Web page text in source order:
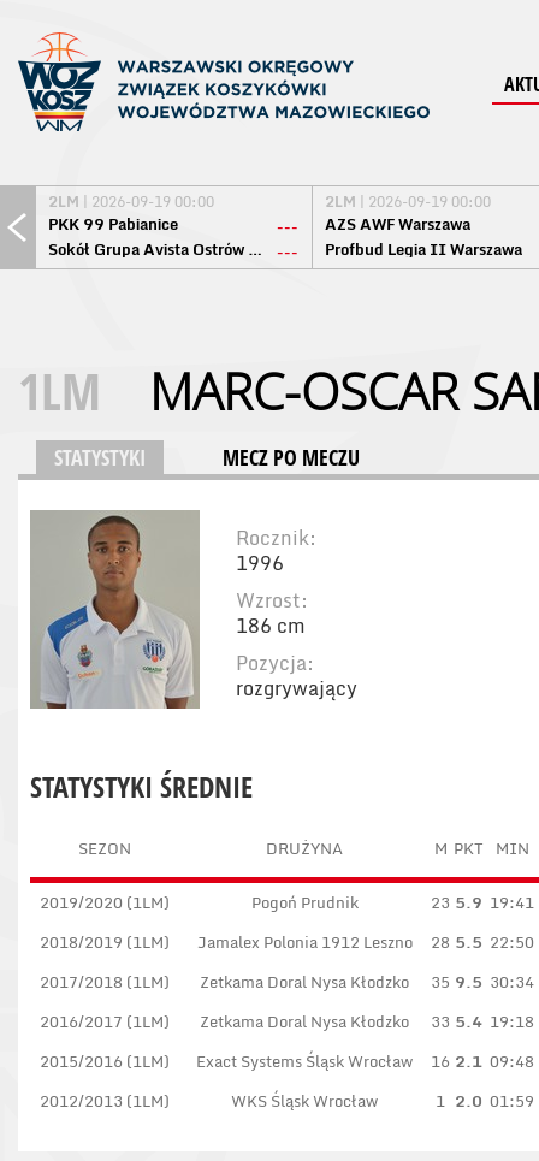
2LM | 2026-09-19 00:00
PKK 99 Pabianice
---
Sokół Grupa Avista Ostrów Maz. ---
2LM | 2026-09-19 00:00
AZS AWF Warszawa
Profbud Legia II Warszawa
1LM MARC-OSCAR
STATYSTYKI MECZ PO MECZU
Rocznik:
1996
Wzrost:
186 cm
Pozycja:
rozgrywający
STATYSTYKI ŚREDNIE
SEZON DRUŻYNA M PKT MIN
2019/2020 (1LM) Pogoń Prudnik 23 5.9 19:41
2018/2019 (1LM)
Jamalex Polonia 1912 Leszno 28 5.5 22:50
2017/2018 (1LM)
Zetkama Doral Nysa Kłodzko 35 9.5 30:34
2016/2017 (1LM)
Zetkama Doral Nysa Kłodzko 33 5.4 19:18
2015/2016 (1LM)
Exact Systems Śląsk Wrocław 16 2.1 09:48
2012/2013 (1LM)
WKS Śląsk Wrocław 1 2.0 01:59